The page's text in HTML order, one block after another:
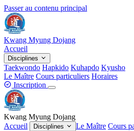
Passer au contenu principal
Kwang Myung Dojang
Accueil
Disciplines
Taekwondo Hapkido Kuhapdo Kyusho
Le Maître Cours particuliers Horaires
Inscription
Kwang Myung Dojang
Accueil
Disciplines Le Maître Cours